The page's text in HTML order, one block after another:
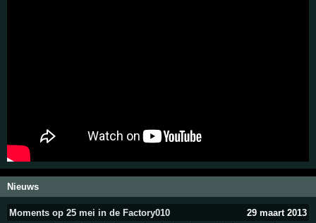
Nieuws
Moments op 25 mei in de Factory010
29 maart 2013